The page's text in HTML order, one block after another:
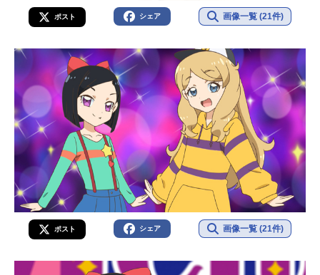
ポスト シェア 画像一覧 (21件)
ポスト シェア 画像一覧 (21件)